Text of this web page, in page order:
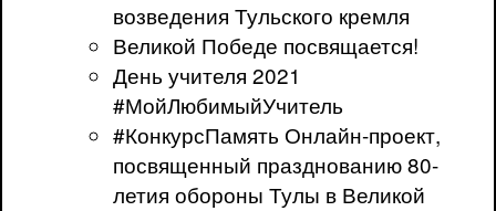
возведения Тульского кремля
Великой Победе посвящается!
День учителя 2021
#МойЛюбимыйУчитель
#КонкурсПамять Онлайн-проект,
посвященный празднованию 80-
летия обороны Тулы в Великой